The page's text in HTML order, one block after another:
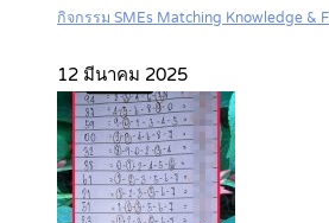
กิจกรรม SMEs Matching Knowledge &
12 มีนาคม 2025